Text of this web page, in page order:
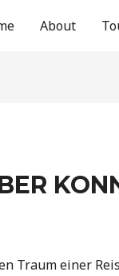
About
Traum einer